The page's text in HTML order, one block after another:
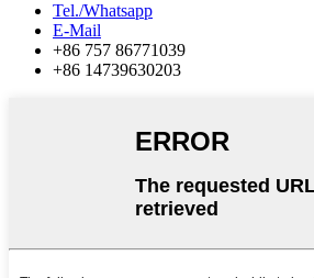
Tel./Whatsapp
E-Mail
+86 757 86771039
+86 14739630203